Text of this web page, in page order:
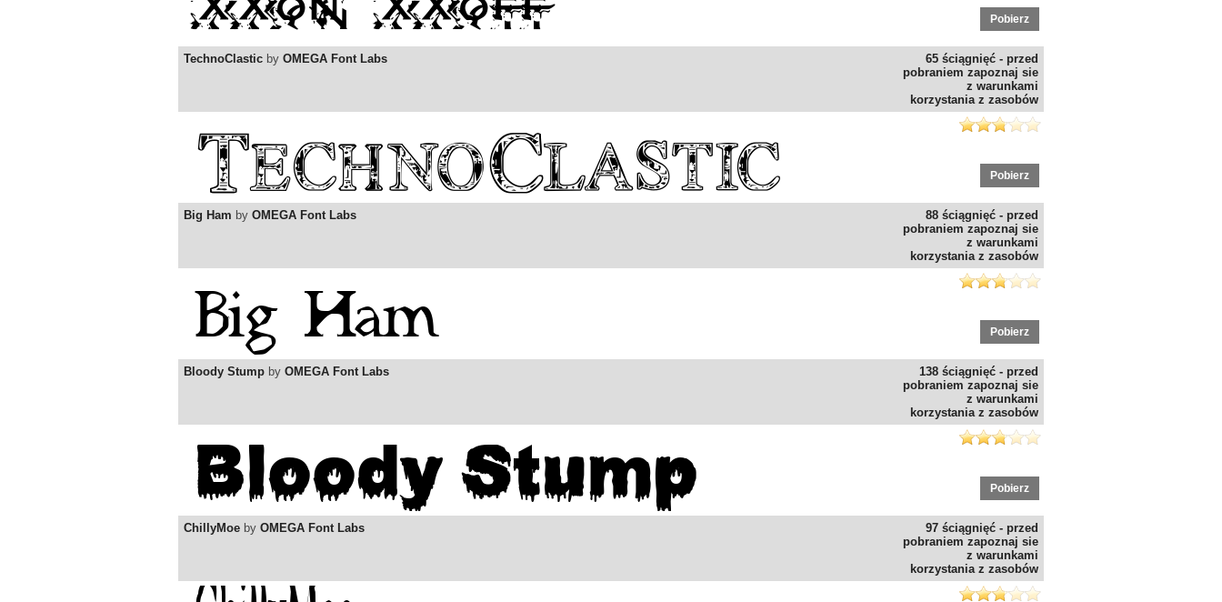
Pobierz
65 ściągnięć - przed
pobraniem zapoznaj sie
z warunkami
korzystania z zasobów
TechnoClastic by OMEGA Font Labs
Pobierz
88 ściągnięć - przed
pobraniem zapoznaj sie
z warunkami
korzystania z zasobów
Big Ham by OMEGA Font Labs
Pobierz
138 ściągnięć - przed
pobraniem zapoznaj sie
z warunkami
korzystania z zasobów
Bloody Stump by OMEGA Font Labs
Pobierz
97 ściągnięć - przed
pobraniem zapoznaj sie
z warunkami
korzystania z zasobów
ChillyMoe by OMEGA Font Labs